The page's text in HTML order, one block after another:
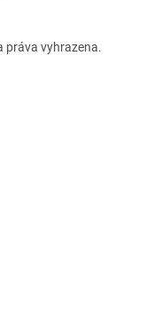
práva vyhrazena.